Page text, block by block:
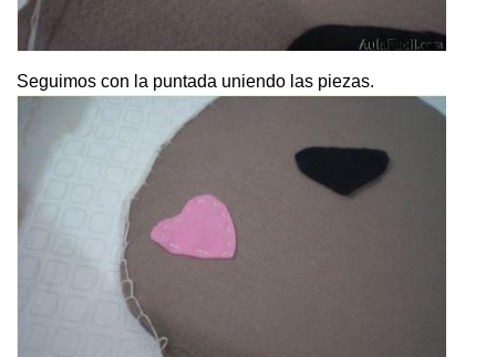
Seguimos con la puntada uniendo las piezas.